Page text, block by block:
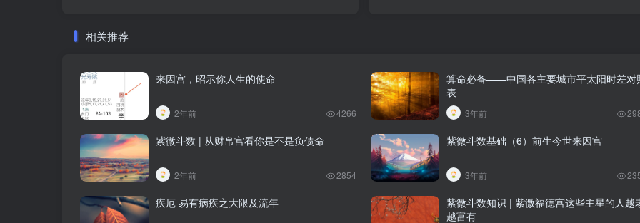
相关推荐
来因宫，昭示你人生的使命
2年前 4266
算命必备——中国各主要城市平太阳时差对
表
3年前
紫微斗数 | 从财帛宫看你是不是负债命
2年前 2854
紫微斗数基础（6）前生今世来因宫
3年前
疾厄 易有病疾之大限及流年
紫微斗数知识 | 紫微福德宫这些主星的人越
越富有